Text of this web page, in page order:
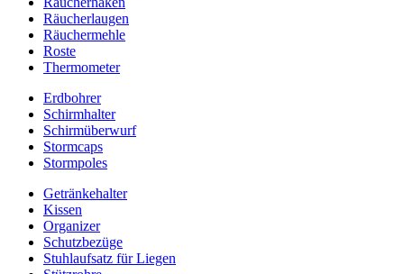
Räucherlaugen
Räuchermehle
Roste
Thermometer
Erdbohrer
Schirmhalter
Schirmüberwurf
Stormcaps
Stormpoles
Getränkehalter
Kissen
Organizer
Schutzbezüge
Stuhlaufsatz für Liegen